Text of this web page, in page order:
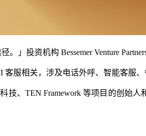
」投资机构 Bessemer Venture
服相关，涉及电话外呼、智能客服
技、TEN Framework 等项目的创始